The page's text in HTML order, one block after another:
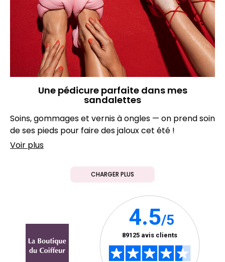
Une pédicure parfaite dans mes
sandalettes
Soins, gommages et vernis à ongles — on prend soin
de ses pieds pour faire des jaloux cet été !
Voir plus
CHARGER PLUS